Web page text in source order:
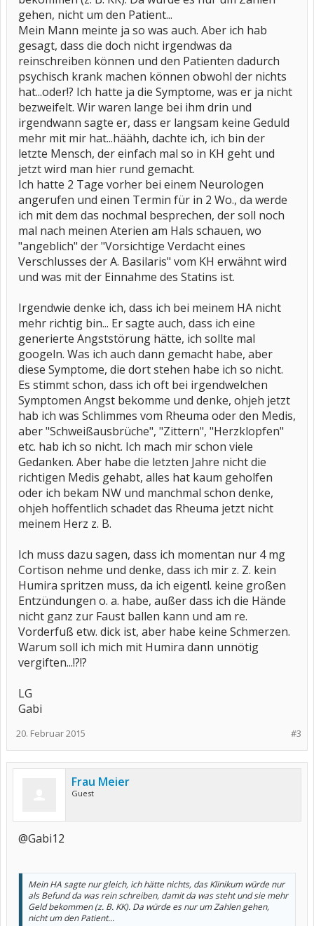
gehen, nicht um den Patient...
Mein Mann meinte ja so was auch. Aber ich hab
gesagt, dass die doch nicht irgendwas da
reinschreiben können und den Patienten dadurch
psychisch krank machen können obwohl der nichts
hat...oder!? Ich hatte ja die Symptome, was er ja nicht
bezweifelt. Wir waren lange bei ihm drin und
irgendwann sagte er, dass er langsam keine Geduld
mehr mit mir hat...häähh, dachte ich, ich bin der
letzte Mensch, der einfach mal so in KH geht und
jetzt wird man hier rund gemacht.
Ich hatte 2 Tage vorher bei einem Neurologen
angerufen und einen Termin für in 2 Wo., da werde
ich mit dem das nochmal besprechen, der soll noch
mal nach meinen Aterien am Hals schauen, wo
"angeblich" der "Vorsichtige Verdacht eines
Verschlusses der A. Basilaris" vom KH erwähnt wird
und was mit der Einnahme des Statins ist.
Irgendwie denke ich, dass ich bei meinem HA nicht
mehr richtig bin... Er sagte auch, dass ich eine
generierte Angststörung hätte, ich sollte mal
googeln. Was ich auch dann gemacht habe, aber
diese Symptome, die dort stehen habe ich so nicht.
Es stimmt schon, dass ich oft bei irgendwelchen
Symptomen Angst bekomme und denke, ohjeh jetzt
hab ich was Schlimmes vom Rheuma oder den Medis,
aber "Schweißausbrüche", "Zittern", "Herzklopfen"
etc. hab ich so nicht. Ich mach mir schon viele
Gedanken. Aber habe die letzten Jahre nicht die
richtigen Medis gehabt, alles hat kaum geholfen
oder ich bekam NW und manchmal schon denke,
ohjeh hoffentlich schadet das Rheuma jetzt nicht
meinem Herz z. B.
Ich muss dazu sagen, dass ich momentan nur 4 mg
Cortison nehme und denke, dass ich mir z. Z. kein
Humira spritzen muss, da ich eigentl. keine großen
Entzündungen o. a. habe, außer dass ich die Hände
nicht ganz zur Faust ballen kann und am re.
Vorderfuß etw. dick ist, aber habe keine Schmerzen.
Warum soll ich mich mit Humira dann unnötig
vergiften...!?!?
LG
Gabi
#3
20. Februar 2015
Frau Meier
Guest
@Gabi12
Mein HA sagte nur gleich, ich hätte nichts, das Klinikum würde nur
als Befund da was rein schreiben, damit da was steht und sie mehr
Geld bekommen (z. B. KK). Da würde es nur um Zahlen gehen,
nicht um den Patient...